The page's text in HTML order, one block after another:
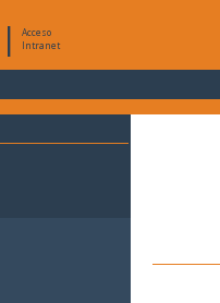
|
Acceso
Intranet